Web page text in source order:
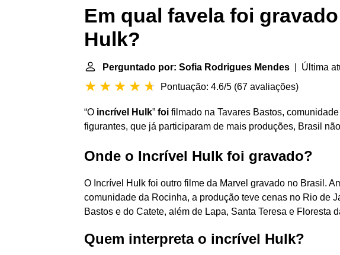
Em qual favela foi
Hulk?
Perguntado por: Sofia Rodrigues Mendes | Última
Pontuação: 4.6/5 (67 avaliações)
“O incrível Hulk” foi filmado na Tavares Bastos,
figurantes, que já participaram de mais produções, Brasil
Onde o Incrível Hulk foi gravado?
O Incrível Hulk foi outro filme da Marvel gravado no Brasil.
comunidade da Rocinha, a produção teve cenas no Rio de
Bastos e do Catete, além de Lapa, Santa Teresa e Floresta
Quem interpreta o incrível Hulk?